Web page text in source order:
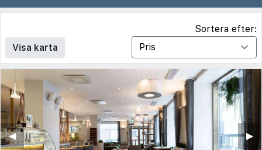
Visa karta
Sortera efter:
▶︎
◀︎